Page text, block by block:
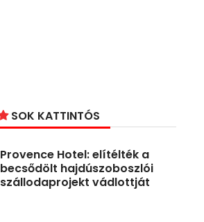
SOK KATTINTÓS
Provence Hotel: elítélték a
becsődölt hajdúszoboszlói
szállodaprojekt vádlottját